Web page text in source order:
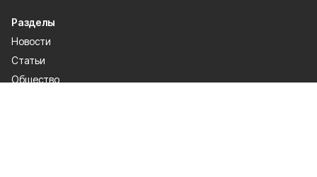
Разделы
Новости
Статьи
Общество